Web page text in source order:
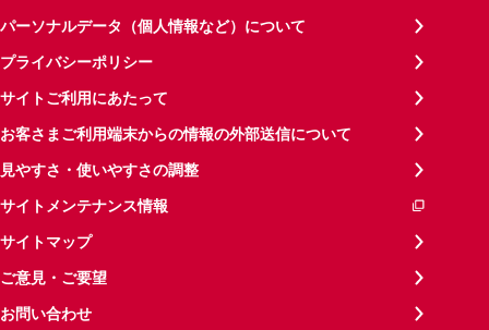
パーソナルデータ（個人情報など）について
プライバシーポリシー
サイトご利用にあたって
お客さまご利用端末からの情報の外部送信について
見やすさ・使いやすさの調整
サイトメンテナンス情報
サイトマップ
ご意見・ご要望
お問い合わせ